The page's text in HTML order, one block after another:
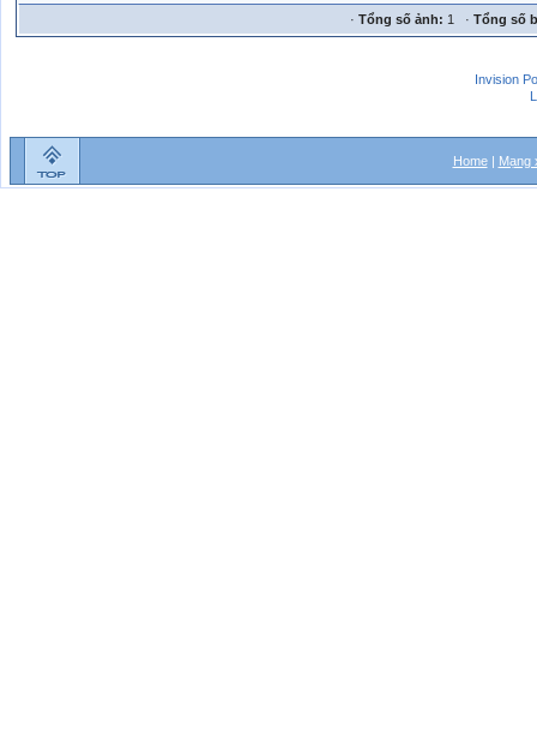
· Tổng số ảnh: 1 · Tổng số
Invision
Home| Mạng